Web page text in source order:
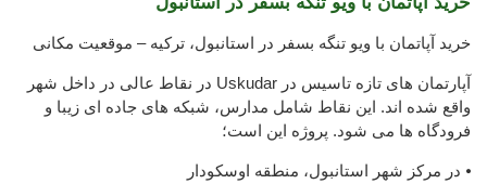
خرید آپاتمان با ویو تنگه بسفر در استانبول، ترکیه – موقعیت مکانی
آپارتمان های تازه تاسیس در Uskudar در نقاط عالی در داخل شهر
واقع شده اند. این نقاط شامل مدارس، شبکه های جاده ای زیبا و
فرودگاه ها می شود. پروژه این است؛
⦁ در مرکز شهر استانبول، منطقه اوسکودار